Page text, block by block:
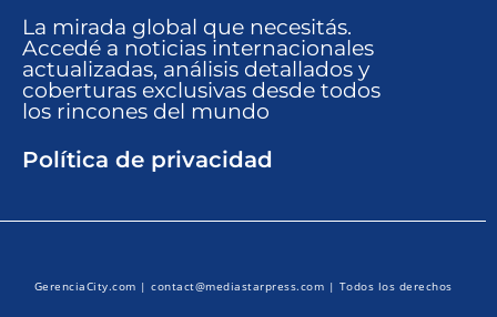
La mirada global que necesitás.
Accedé a noticias internacionales
actualizadas, análisis detallados y
coberturas exclusivas desde todos
los rincones del mundo​
Política de privacidad
GerenciaCity.com | contact@mediastarpress.com | Todos los derechos